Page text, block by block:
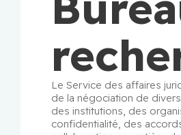
Le Service des affaires
de la négociation de
des institutions, des
confidentialité, des